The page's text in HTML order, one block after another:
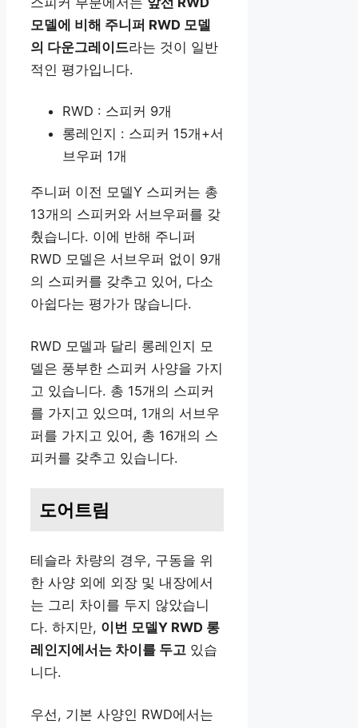
모델에 비해 주니퍼 RWD 모델
의 다운그레이드라는 것이 일반
적인 평가입니다.
RWD : 스피커 9개
롱레인지 : 스피커 15개+서
브우퍼 1개
주니퍼 이전 모델Y 스피커는 총
13개의 스피커와 서브우퍼를 갖
췄습니다. 이에 반해 주니퍼
RWD 모델은 서브우퍼 없이 9개
의 스피커를 갖추고 있어, 다소
아쉽다는 평가가 많습니다.
RWD 모델과 달리 롱레인지 모
델은 풍부한 스피커 사양을 가지
고 있습니다. 총 15개의 스피커
를 가지고 있으며, 1개의 서브우
퍼를 가지고 있어, 총 16개의 스
피커를 갖추고 있습니다.
도어트림
테슬라 차량의 경우, 구동을 위
한 사양 외에 외장 및 내장에서
는 그리 차이를 두지 않았습니
다. 하지만, 이번 모델Y RWD 롱
레인지에서는 차이를 두고 있습
니다.
우선, 기본 사양인 RWD에서는